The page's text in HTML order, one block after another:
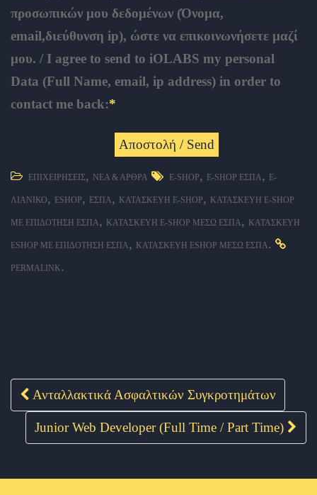
προσωπικών μου δεδομένων (Όνομα,
email,διεύθυνση ip), ώστε να επικοινωνήσετε μαζί
μου. / I agree to send to iOLABS my personal
Data (Full Name, email, ip address) in order to
contact me back:*
ΕΠΙΧΕΙΡΉΣΕΙΣ, ΝΈΑ & ΆΡΘΡΑ E-SHOP, E-SHOP ΕΣΠΑ, E-
ΛΙΑΝΙΚΌ, ESHOP, ΕΣΠΑ, ΚΑΤΑΣΚΕΥΉ E-SHOP, ΚΑΤΑΣΚΕΥΉ E-SHOP
ΜΕ ΕΠΙΔΌΤΗΣΗ ΕΣΠΑ, ΚΑΤΑΣΚΕΥΉ E-SHOP ΜΈΣΩ ΕΣΠΑ, ΚΑΤΑΣΚΕΥΉ
ESHOP ΜΕ ΕΠΙΔΌΤΗΣΗ ΕΣΠΑ, ΚΑΤΑΣΚΕΥΉ ESHOP ΜΈΣΩ ΕΣΠΑ.
PERMALINK.
Post navigation
Ανταλλακτικά Ασφαλτικών Συγκροτημάτων
Junior Web Developer (Full Time / Part Time)